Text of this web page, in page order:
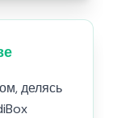
делясь